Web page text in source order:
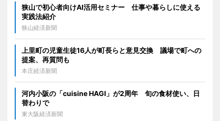
狭山で初心者向けAI活用セミナー 仕事や暮らしに使える
実践法紹介
狭山経済新聞
上里町の児童生徒16人が町長らと意見交換 議場で町への
提案、再質問も
本庄経済新聞
河内小阪の「cuisine HAGI」が2周年 旬の食材使い、日
替わりで
東大阪経済新聞